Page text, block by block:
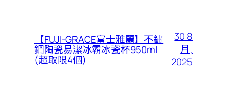
【FUJI-GRACE富士雅麗】不鏽
鋼陶瓷易潔冰霸冰瓷杯950ml
(超取限4個)
30 8
月,
2025